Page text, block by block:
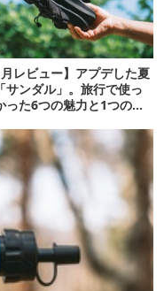
月レビュー】アプデした夏
サンダル」。旅行で使っ
った6つの魅力と1つの注